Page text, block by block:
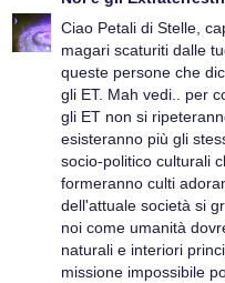
Ciao Petali di Stelle,
magari scaturiti dalle
queste persone che
gli ET. Mah vedi.. per
gli ET non si
esisteranno più gli
socio-politico culturali
formeranno culti
dell'attuale società si
noi come umanità
naturali e interiori
missione impossibile